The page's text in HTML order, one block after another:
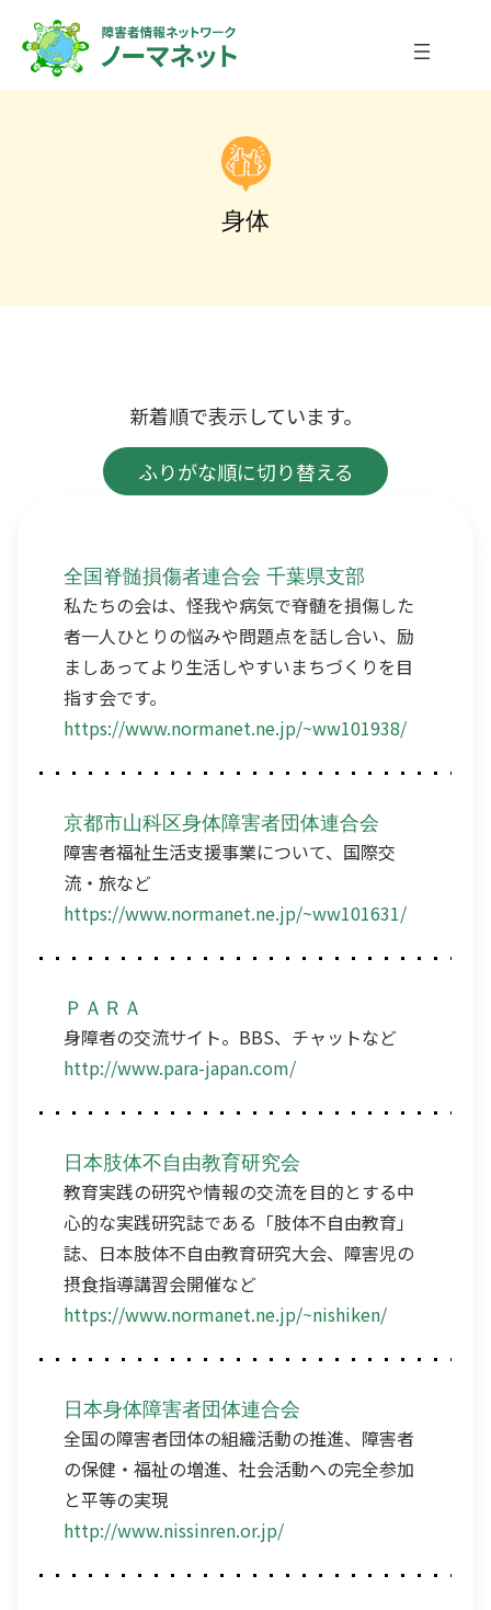
身体
新着順で表示しています。
ふりがな順に切り替える
全国脊髄損傷者連合会 千葉県支部
私たちの会は、怪我や病気で脊髄を損傷した
者一人ひとりの悩みや問題点を話し合い、励
ましあってより生活しやすいまちづくりを目
指す会です。
https://www.normanet.ne.jp/~ww101938/
京都市山科区身体障害者団体連合会
障害者福祉生活支援事業について、国際交
流・旅など
https://www.normanet.ne.jp/~ww101631/
ＰＡＲＡ
身障者の交流サイト。BBS、チャットなど
http://www.para-japan.com/
日本肢体不自由教育研究会
教育実践の研究や情報の交流を目的とする中
心的な実践研究誌である「肢体不自由教育」
誌、日本肢体不自由教育研究大会、障害児の
摂食指導講習会開催など
https://www.normanet.ne.jp/~nishiken/
日本身体障害者団体連合会
全国の障害者団体の組織活動の推進、障害者
の保健・福祉の増進、社会活動への完全参加
と平等の実現
http://www.nissinren.or.jp/